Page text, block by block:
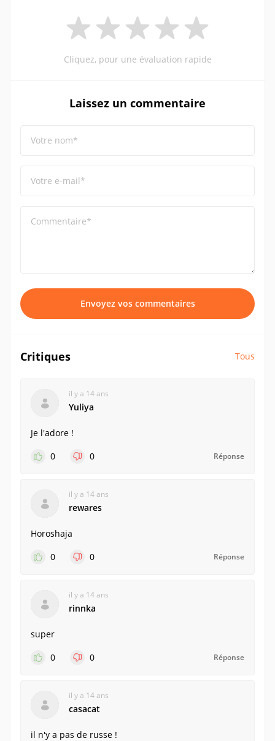
Cliquez, pour une évaluation rapide
Laissez un commentaire
Votre nom*
Votre e-mail*
Commentaire*
Envoyez vos commentaires
Critiques Tous
il y a 14 ans
Yuliya
Je l'adore !
0
0 Réponse
il y a 14 ans
rewares
Horoshaja
0
0 Réponse
il y a 14 ans
rinnka
super
0
0 Réponse
il y a 14 ans
casacat
il n'y a pas de russe !